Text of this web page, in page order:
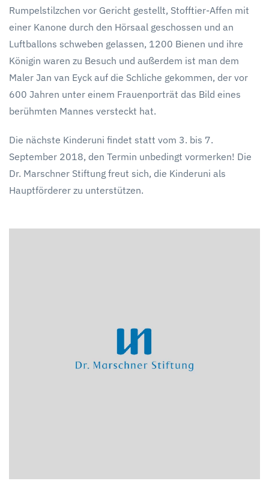
Rumpelstilzchen vor Gericht gestellt, Stofftier-Affen mit
einer Kanone durch den Hörsaal geschossen und an
Luftballons schweben gelassen, 1200 Bienen und ihre
Königin waren zu Besuch und außerdem ist man dem
Maler Jan van Eyck auf die Schliche gekommen, der vor
600 Jahren unter einem Frauenporträt das Bild eines
berühmten Mannes versteckt hat.
Die nächste Kinderuni findet statt vom 3. bis 7.
September 2018, den Termin unbedingt vormerken! Die
Dr. Marschner Stiftung freut sich, die Kinderuni als
Hauptförderer zu unterstützen.